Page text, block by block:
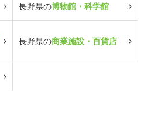
長野県の博物館・科学館
長野県の商業施設・百貨店